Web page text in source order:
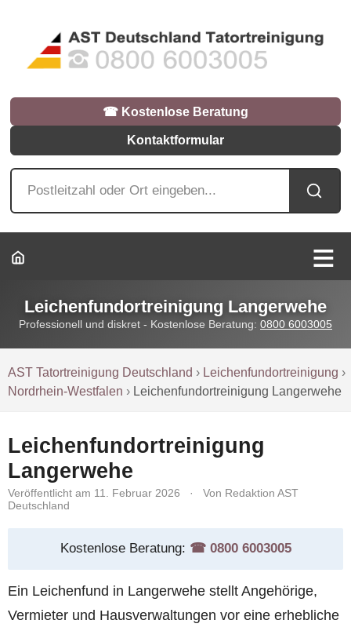
☎︎ Kostenlose Beratung
Kontaktformular
Leichenfundortreinigung Langerwehe
Professionell und diskret - Kostenlose Beratung: 0800 6003005
AST Tatortreinigung Deutschland › Leichenfundortreinigung ›
Nordrhein-Westfalen › Leichenfundortreinigung Langerwehe
Leichenfundortreinigung
Langerwehe
Veröffentlicht am 11. Februar 2026 ·
Von Redaktion AST
Deutschland
Kostenlose Beratung: ☎︎ 0800 6003005
Ein Leichenfund in Langerwehe stellt Angehörige,
Vermieter und Hausverwaltungen vor eine erhebliche